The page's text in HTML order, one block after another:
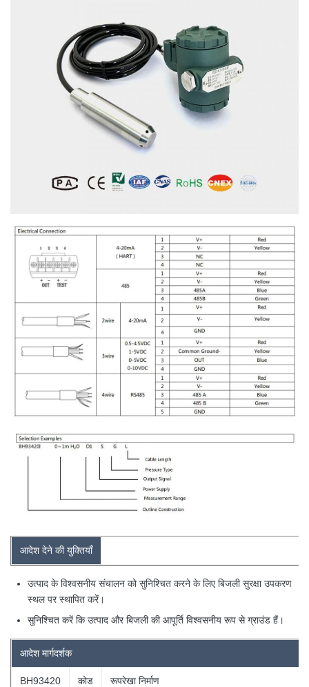
आदेश देने की युक्तियाँ
उत्पाद के विश्वसनीय संचालन को सुनिश्चित करने के लिए बिजली सुरक्षा उपकरण
स्थल पर स्थापित करें।
सुनिश्चित करें कि उत्पाद और बिजली की आपूर्ति विश्वसनीय रूप से ग्राउंड हैं।
आदेश मार्गदर्शक
BH93420 कोड रूपरेखा निर्माण